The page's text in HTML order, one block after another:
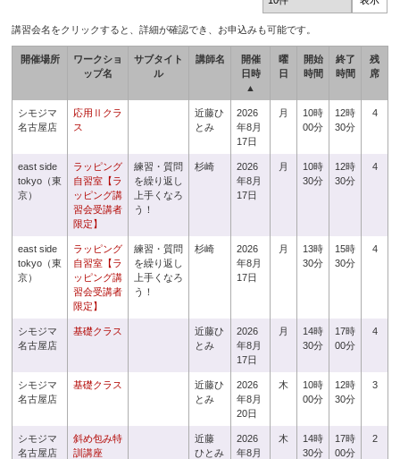
講習会名をクリックすると、詳細が確認でき、お申込みも可能です。
開催場所
ワークショ
ップ名
サブタイト
ル
講師名
開催
日時
▲
曜
日
開始
時間
終了
時間
残
席
シモジマ
名古屋店
応用Ⅱクラ
ス
近藤ひ
とみ
2026
年8月
17日
月
10時
00分
12時
30分
4
east side
tokyo（東
京）
ラッピング
自習室【ラ
ッピング講
習会受講者
限定】
練習・質問
を繰り返し
上手くなろ
う！
杉崎
2026
年8月
17日
月
10時
30分
12時
30分
4
east side
tokyo（東
京）
ラッピング
自習室【ラ
ッピング講
習会受講者
限定】
練習・質問
を繰り返し
上手くなろ
う！
杉崎
2026
年8月
17日
月
13時
30分
15時
30分
4
シモジマ
名古屋店
基礎クラス
近藤ひ
とみ
2026
年8月
17日
月
14時
30分
17時
00分
4
シモジマ
名古屋店
基礎クラス
近藤ひ
とみ
2026
年8月
20日
木
10時
00分
12時
30分
3
シモジマ
名古屋店
斜め包み特
訓講座
近藤
ひとみ
2026
年8月
木
14時
30分
17時
00分
2